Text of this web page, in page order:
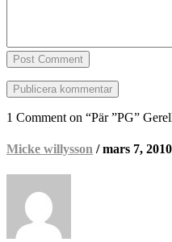
Post Comment
1 Comment on “Pär ”PG”
Micke willysson / mars 7, 2010